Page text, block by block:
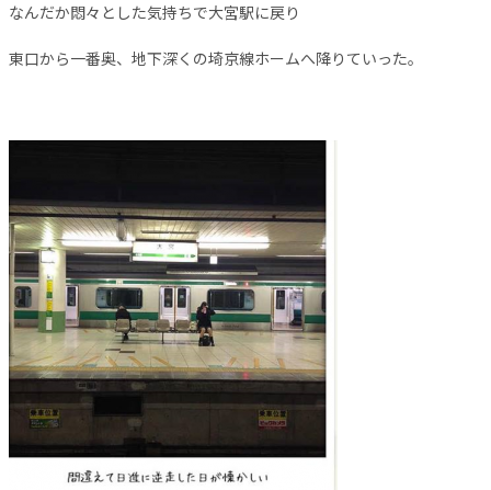
なんだか悶々とした気持ちで大宮駅に戻り
東口から一番奥、地下深くの埼京線ホームへ降りていった。